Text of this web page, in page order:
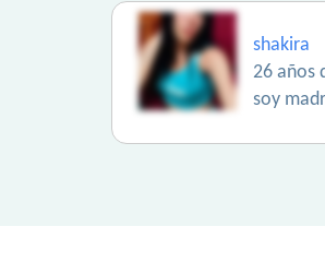
shakira
26 años
soy